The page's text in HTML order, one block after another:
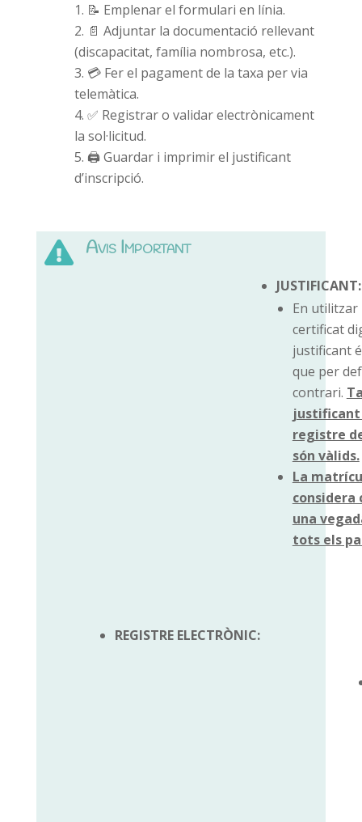
📝 Emplenar el formulari en línia.
📄 Adjuntar la documentació rellevant
(discapacitat, família nombrosa, etc.).
💳 Fer el pagament de la taxa per via
telemàtica.
✅ Registrar o validar electrònicament
la sol·licitud.
🖨️Guardar i imprimir el justificant
d’inscripció.
 Avis Important
JUSTIFICANT:
En utilitzar
certificat
justificant
que per
contrari.
justificant
registre
són vàlids.
La
considera
una
tots els
REGISTRE ELECTRÒNIC: